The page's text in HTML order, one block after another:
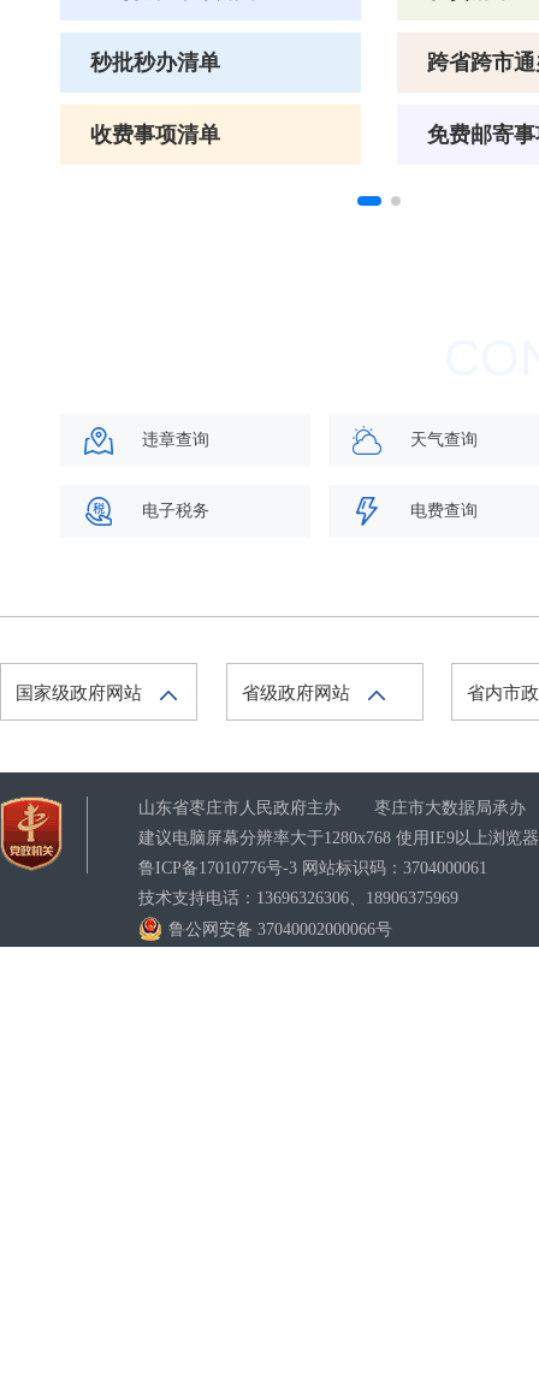
秒批秒办清单 跨省跨市
收费事项清单 免费邮寄
违章查询 天气查询
电子税务 电费查询
国家级政府网站 省级政府网站 省内市
山东省枣庄市人民政府主办 枣庄市大数据局承办
建议电脑屏幕分辨率大于1280x768 使用IE9以上浏览
鲁ICP备17010776号-3 网站标识码：3704000061
技术支持电话：13696326306、18906375969
鲁公网安备 37040002000066号